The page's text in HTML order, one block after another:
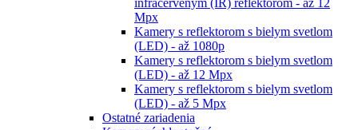
Mpx
Kamery s reflektorom s bielym svetlom
(LED) - až 1080p
Kamery s reflektorom s bielym svetlom
(LED) - až 12 Mpx
Kamery s reflektorom s bielym svetlom
(LED) - až 5 Mpx
Ostatné zariadenia